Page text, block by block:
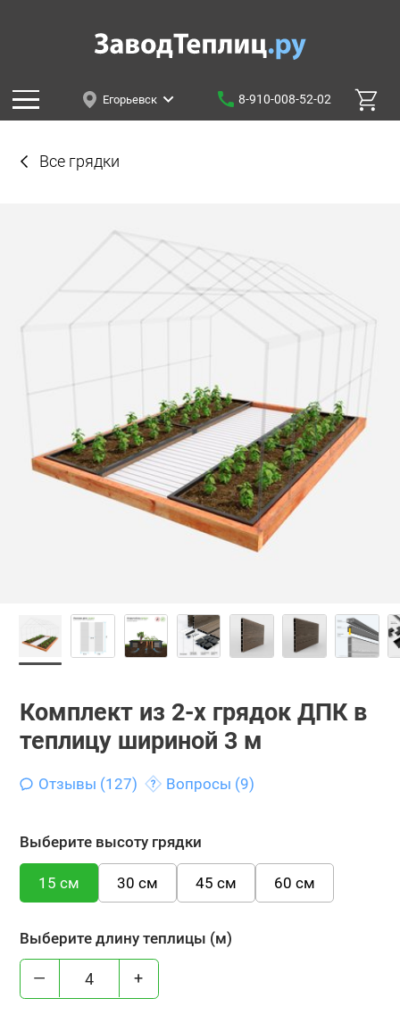
Егорьевск 8-910-008-52-02
Все грядки
Комплект из 2-х грядок ДПК в
теплицу шириной 3 м
Отзывы (127) Вопросы (9)
Выберите высоту грядки
15 см 30 см 45 см 60 см
Выберите длину теплицы (м)
— +